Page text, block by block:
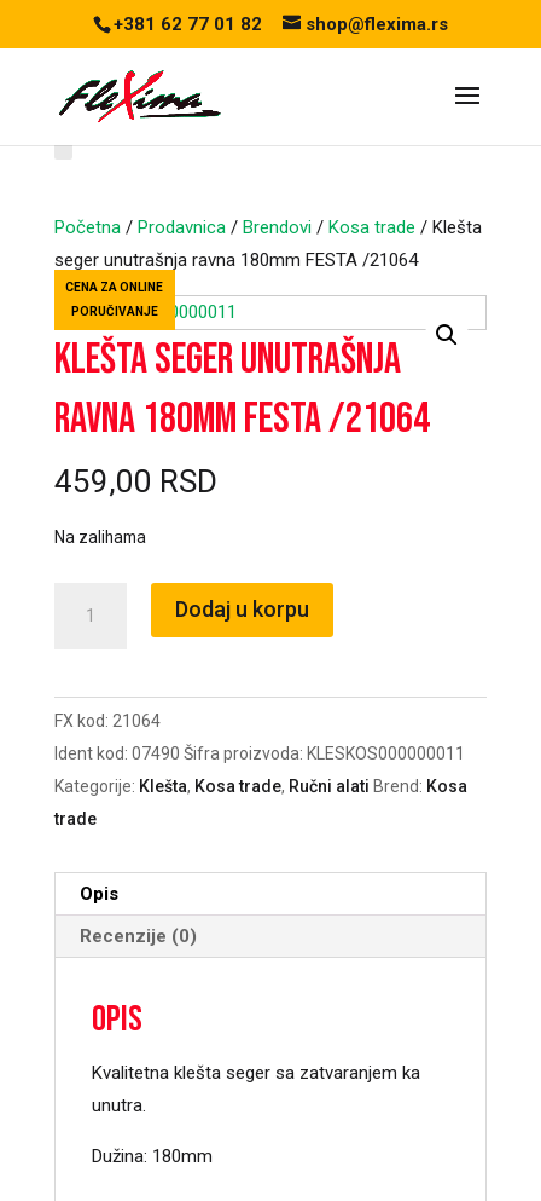
+381 62 77 01 82 shop@flexima.rs
Početna/ Prodavnica/ Brendovi/ Kosa trade / Klešta
seger unutrašnja ravna 180mm FESTA /21064
CENA ZA ONLINE
PORUČIVANJE
Klešta seger unutrašnja
ravna 180mm FESTA /21064
459,00 RSD
Na zalihama
ravna
180mm
FESTA
/21064
količina
Dodaj u korpu
FX kod: 21064
Ident kod: 07490 Šifra proizvoda: KLESKOS000000011
Kategorije: Klešta, Kosa trade, Ručni alati Brend: Kosa
trade
Opis
Recenzije (0)
Opis
Kvalitetna klešta seger sa zatvaranjem ka
unutra.
Dužina: 180mm